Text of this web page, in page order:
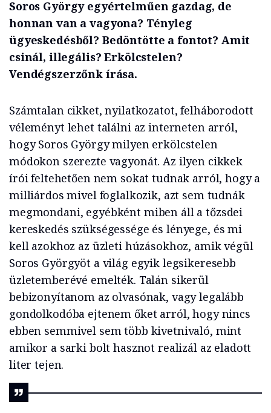
Soros György egyértelműen gazdag, de
honnan van a vagyona? Tényleg
ügyeskedésből? Bedöntötte a fontot? Amit
csinál, illegális? Erkölcstelen?
Vendégszerzőnk írása.
Számtalan cikket, nyilatkozatot, felháborodott
véleményt lehet találni az interneten arról,
hogy Soros György milyen erkölcstelen
módokon szerezte vagyonát. Az ilyen cikkek
írói feltehetően nem sokat tudnak arról, hogy a
milliárdos mivel foglalkozik, azt sem tudnák
megmondani, egyébként miben áll a tőzsdei
kereskedés szükségessége és lényege, és mi
kell azokhoz az üzleti húzásokhoz, amik végül
Soros Györgyöt a világ egyik legsikeresebb
üzletemberévé emelték. Talán sikerül
bebizonyítanom az olvasónak, vagy legalább
gondolkodóba ejtenem őket arról, hogy nincs
ebben semmivel sem több kivetnivaló, mint
amikor a sarki bolt hasznot realizál az eladott
liter tejen.